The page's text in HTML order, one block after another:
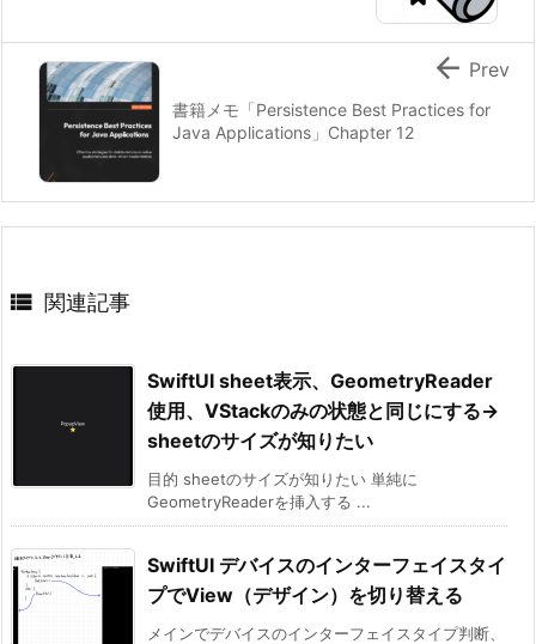
書籍メモ「Persistence Best Practices for
Java Applications」Chapter 12
 Prev
 関連記事
SwiftUI sheet表示、GeometryReader
使用、VStackのみの状態と同じにする→
sheetのサイズが知りたい
目的 sheetのサイズが知りたい 単純に
GeometryReaderを挿入する ...
SwiftUI デバイスのインターフェイスタイ
プでView（デザイン）を切り替える
メインでデバイスのインターフェイスタイプ判断、